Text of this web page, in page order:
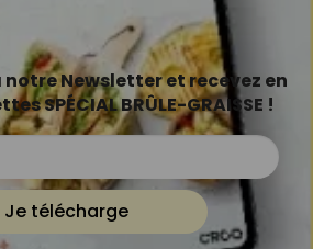
Newsletter et recevez en
SPÉCIAL BRÛLE-GRAISSE !
Je télécharge